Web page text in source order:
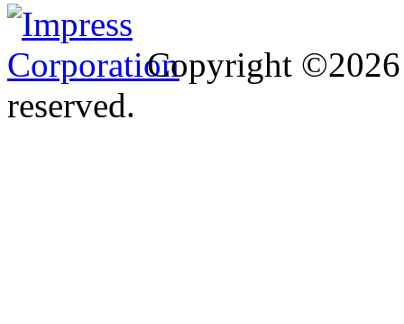
Copyright
reserved.